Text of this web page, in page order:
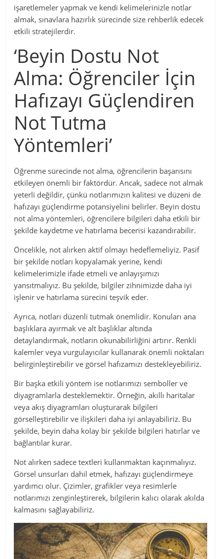
işaretlemeler yapmak ve kendi kelimelerinizle notlar
almak, sınavlara hazırlık sürecinde size rehberlik edecek
etkili stratejilerdir.
‘Beyin Dostu Not
Alma: Öğrenciler İçin
Hafızayı Güçlendiren
Not Tutma
Yöntemleri’
Öğrenme sürecinde not alma, öğrencilerin başarısını
etkileyen önemli bir faktördür. Ancak, sadece not almak
yeterli değildir, çünkü notlarımızın kalitesi ve düzeni de
hafızayı güçlendirme potansiyelini belirler. Beyin dostu
not alma yöntemleri, öğrencilere bilgileri daha etkili bir
şekilde kaydetme ve hatırlama becerisi kazandırabilir.
Öncelikle, not alırken aktif olmayı hedeflemeliyiz. Pasif
bir şekilde notları kopyalamak yerine, kendi
kelimelerimizle ifade etmeli ve anlayışımızı
yansıtmalıyız. Bu şekilde, bilgiler zihnimizde daha iyi
işlenir ve hatırlama sürecini teşvik eder.
Ayrıca, notları düzenli tutmak önemlidir. Konuları ana
başlıklara ayırmak ve alt başlıklar altında
detaylandırmak, notların okunabilirliğini artırır. Renkli
kalemler veya vurgulayıcılar kullanarak önemli noktaları
belirginleştirebilir ve görsel hafızamızı destekleyebiliriz.
Bir başka etkili yöntem ise notlarımızı semboller ve
diyagramlarla desteklemektir. Örneğin, akıllı haritalar
veya akış diyagramları oluşturarak bilgileri
görselleştirebilir ve ilişkileri daha iyi anlayabiliriz. Bu
şekilde, beyin daha kolay bir şekilde bilgileri hatırlar ve
bağlantılar kurar.
Not alırken sadece textleri kullanmaktan kaçınmalıyız.
Görsel unsurları dahil etmek, hafızayı güçlendirmeye
yardımcı olur. Çizimler, grafikler veya resimlerle
notlarımızı zenginleştirerek, bilgilerin kalıcı olarak akılda
kalmasını sağlayabiliriz.